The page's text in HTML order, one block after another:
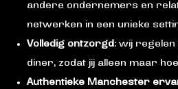
andere ondernemers en
netwerken in een unieke
Volledig ontzorgd: wij regelen
diner, zodat jij alleen maar
Authentieke Manchester